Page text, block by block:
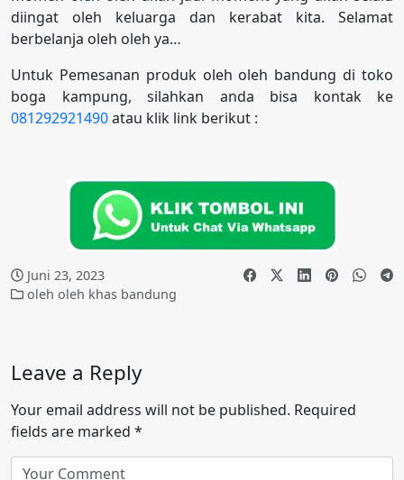
diingat oleh keluarga dan kerabat kita. Selamat
berbelanja oleh oleh ya…
Untuk Pemesanan produk oleh oleh bandung di toko
boga kampung, silahkan anda bisa kontak ke
081292921490atau klik link berikut :
Juni 23, 2023
oleh oleh khas bandung
Leave a Reply
Your email address will not be published. Required
fields are marked *